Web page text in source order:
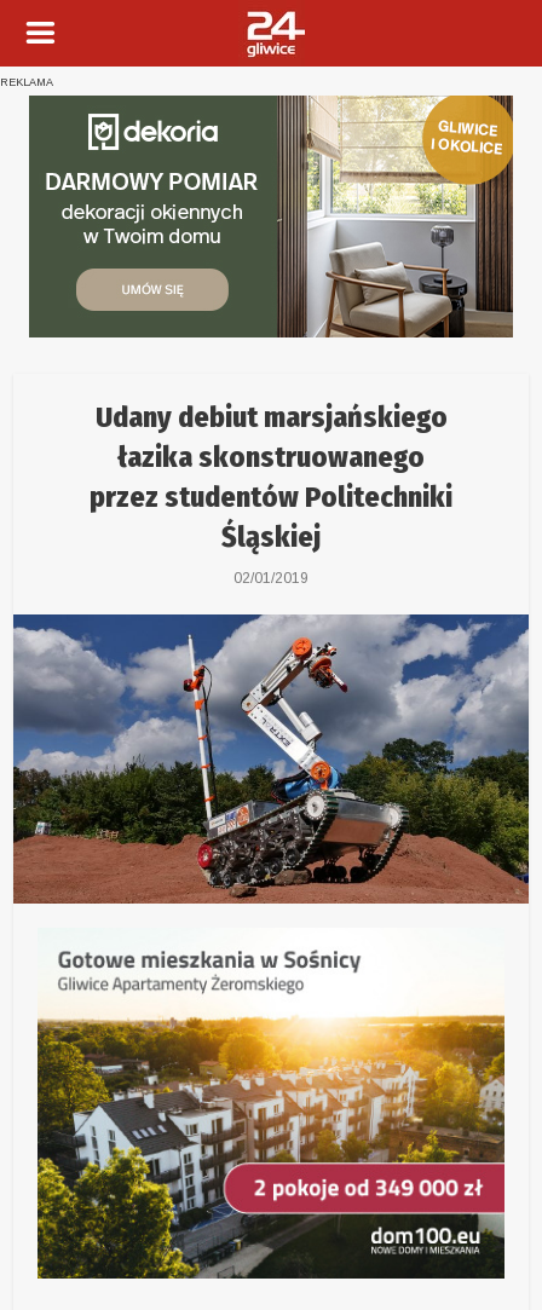
REKLAMA
Udany debiut marsjańskiego
łazika skonstruowanego
przez studentów Politechniki
Śląskiej
02/01/2019